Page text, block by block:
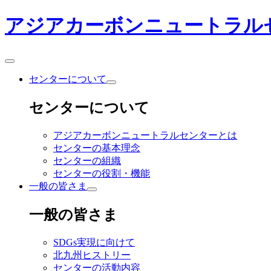
アジアカーボンニュートラル
センターについて
センターについて
アジアカーボンニュートラルセンターとは
センターの基本理念
センターの組織
センターの役割・機能
一般の皆さま
一般の皆さま
SDGs実現に向けて
北九州ヒストリー
センターの活動内容